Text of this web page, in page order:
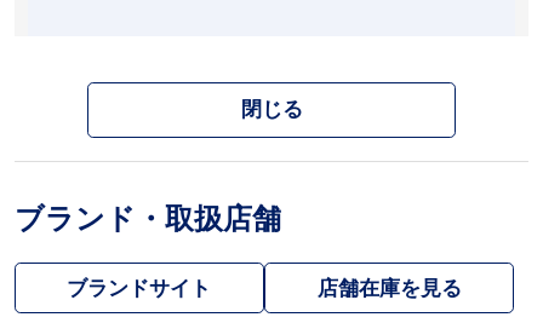
閉じる
ブランド・取扱店舗
ブランドサイト